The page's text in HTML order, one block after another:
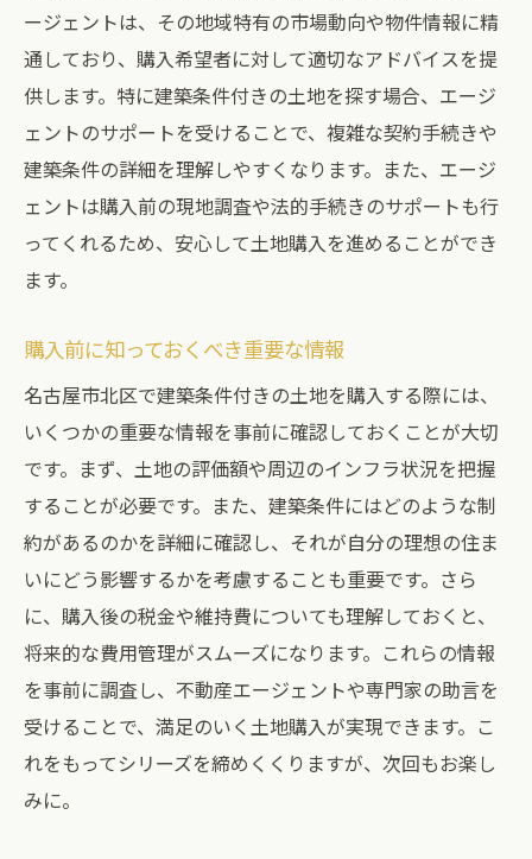
ージェントは、その地域特有の市場動向や物件情報に精
通しており、購入希望者に対して適切なアドバイスを提
供します。特に建築条件付きの土地を探す場合、エージ
ェントのサポートを受けることで、複雑な契約手続きや
建築条件の詳細を理解しやすくなります。また、エージ
ェントは購入前の現地調査や法的手続きのサポートも行
ってくれるため、安心して土地購入を進めることができ
ます。
購入前に知っておくべき重要な情報
名古屋市北区で建築条件付きの土地を購入する際には、
いくつかの重要な情報を事前に確認しておくことが大切
です。まず、土地の評価額や周辺のインフラ状況を把握
することが必要です。また、建築条件にはどのような制
約があるのかを詳細に確認し、それが自分の理想の住ま
いにどう影響するかを考慮することも重要です。さら
に、購入後の税金や維持費についても理解しておくと、
将来的な費用管理がスムーズになります。これらの情報
を事前に調査し、不動産エージェントや専門家の助言を
受けることで、満足のいく土地購入が実現できます。こ
れをもってシリーズを締めくくりますが、次回もお楽し
みに。